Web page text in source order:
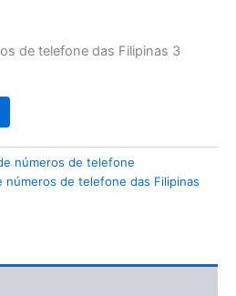
de telefone das Filipinas 3
números de telefone
números de telefone das Filipinas